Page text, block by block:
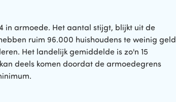
in armoede. Het aantal stijgt, blijkt uit de
ruim 96.000 huishoudens te weinig geld
Het landelijk gemiddelde is zo'n 15
deels komen doordat de armoedegrens